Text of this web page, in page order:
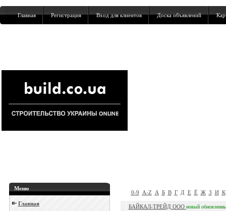
Главная Регистрация Вход для клиентов Доска объявлений
Меню
Главная
0-9 A-Z А Б В Г Д Е Ё Ж З И К
БАЙКАЛ-ТРЕЙД ООО новый